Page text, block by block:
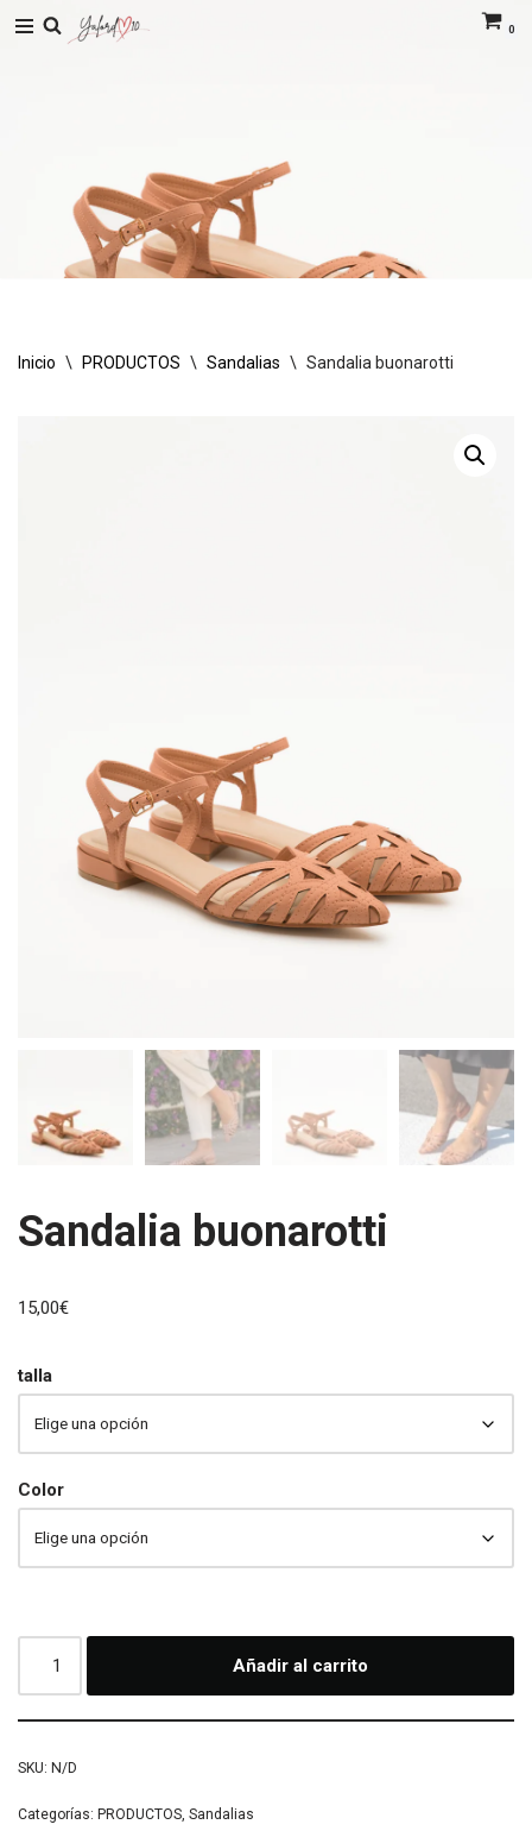
0
Inicio \ PRODUCTOS \ Sandalias \ Sandalia buonarotti
Sandalia buonarotti
15,00€
talla
Color
Añadir al carrito
SKU: N/D
Categorías: PRODUCTOS Sandalias